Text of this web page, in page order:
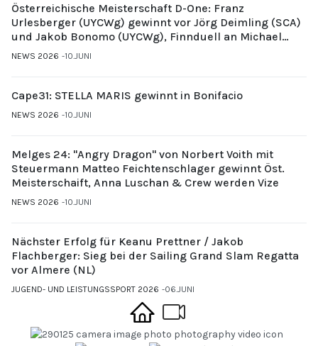
Österreichische Meisterschaft D-One: Franz
Urlesberger (UYCWg) gewinnt vor Jörg Deimling (SCA)
und Jakob Bonomo (UYCWg), Finnduell an Michael
Gubi (UYCMo)
NEWS 2026 10.JUNI
Cape31: STELLA MARIS gewinnt in Bonifacio
NEWS 2026 10.JUNI
Melges 24: "Angry Dragon" von Norbert Voith mit
Steuermann Matteo Feichtenschlager gewinnt Öst.
Meisterschaift, Anna Luschan & Crew werden Vize
NEWS 2026 10.JUNI
Nächster Erfolg für Keanu Prettner / Jakob
Flachberger: Sieg bei der Sailing Grand Slam Regatta
vor Almere (NL)
JUGEND- UND LEISTUNGSSPORT 2026 06.JUNI